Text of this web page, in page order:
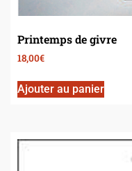
Printemps de givre
18,00€
Ajouter au panier